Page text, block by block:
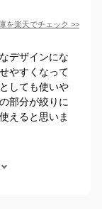
を楽天でチェック >>
デザインにな
やすくなって
しても使いや
部分が絞りに
えると思いま